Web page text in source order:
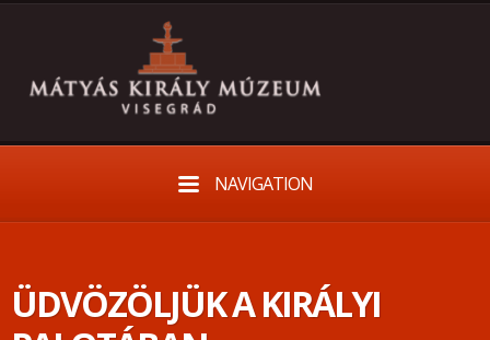
NAVIGATION
ÜDVÖZÖLJÜK A KIRÁLYI